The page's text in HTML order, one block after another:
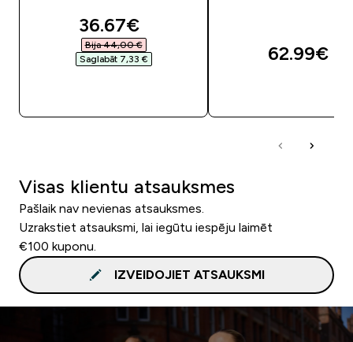
discounted price
36.67€‎
Bija 44,00 €‎
Saglabāt 7,33 €‎
62.99€‎
Visas klientu atsauksmes
Pašlaik nav nevienas atsauksmes.
Uzrakstiet atsauksmi, lai iegūtu iespēju laimēt
€100 kuponu.
IZVEIDOJIET ATSAUKSMI